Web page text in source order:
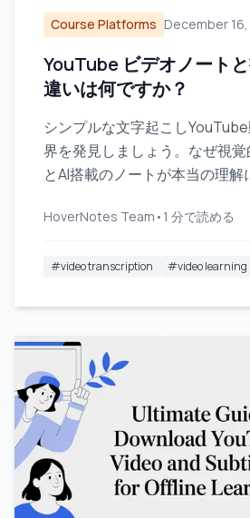
Course Platforms December
YouTube ビデオノート
違いは何ですか？
シンプルな文字起こし
界を発見しましょう。なぜ視
とAI搭載のノートが本当の理解
HoverNotes Team • 1 分で読める
#video transcription #video learning